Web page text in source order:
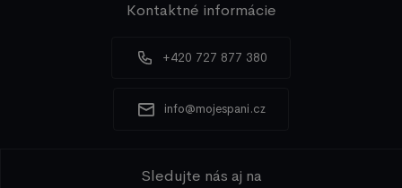
Kontaktné informácie
+420 727 877 380
info@mojespani.cz
Sledujte nás aj na